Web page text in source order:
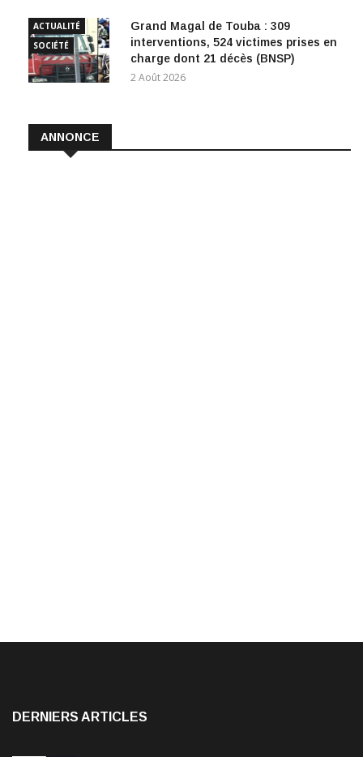
ACTUALITÉ
SOCIÉTÉ
Grand Magal de Touba : 309
interventions, 524 victimes prises en
charge dont 21 décès (BNSP)
2 Août 2026
ANNONCE
DERNIERS ARTICLES